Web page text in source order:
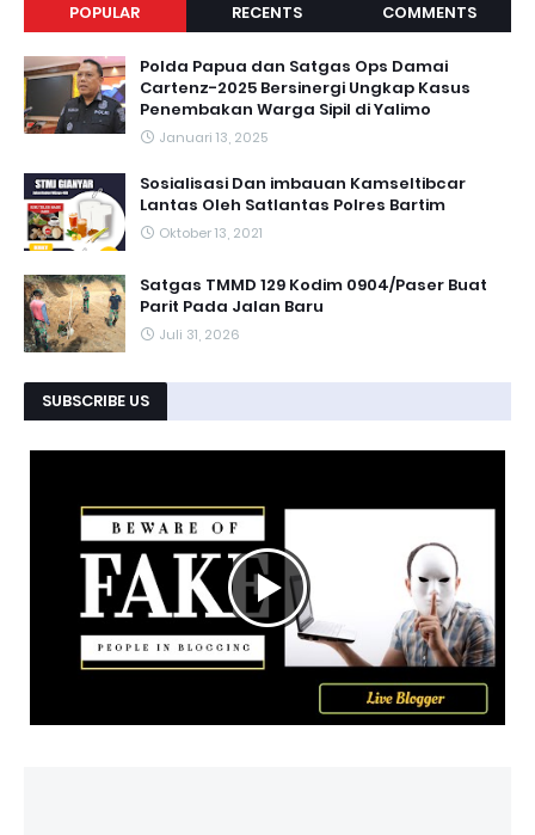
POPULAR RECENTS COMMENTS
Polda Papua dan Satgas Ops Damai
Cartenz-2025 Bersinergi Ungkap Kasus
Penembakan Warga Sipil di Yalimo
Januari 13, 2025
Sosialisasi Dan imbauan Kamseltibcar
Lantas Oleh Satlantas Polres Bartim
Oktober 13, 2021
Satgas TMMD 129 Kodim 0904/Paser Buat
Parit Pada Jalan Baru
Juli 31, 2026
SUBSCRIBE US